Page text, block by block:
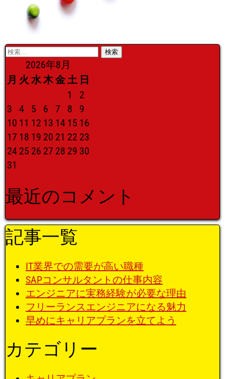
検
2026年8月
月 火 水木金土 日
1
2
3
4 5 6 7 8
9
10 11 12 13 14 15 16
17 18 19 20 21 22 23
24 25 26 27 28 29 30
31
最近のコメント
記事一覧
IT業界での需要が高い職種
SAPコンサルタントの仕事内容
エンジニアに実務経験が必要な理由
フリーランスエンジニアになる魅力
早めにキャリアプランを立てよう
カテゴリー